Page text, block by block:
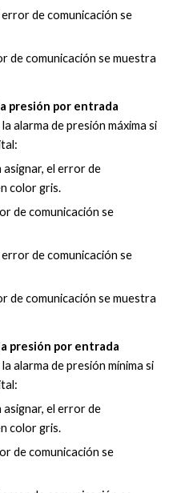
de comunicación se
de comunicación se muestra
presión por entrada
alarma depresiónmáxima si
:
asignar, el error de
color gris.
de comunicación se
de comunicación se
de comunicación se muestra
presión por entrada
alarma depresiónmínima si
asignar, el error de
color gris.
de comunicación se